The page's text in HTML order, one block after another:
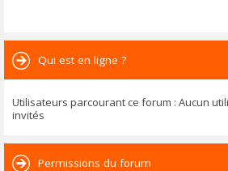
Qui est en ligne ?
Utilisateurs parcourant ce forum : Aucun
invités
Permissions du forum